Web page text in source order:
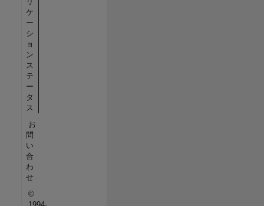
ケ
ー
シ
ョ
ン
ス
テ
ー
タ
ス
お
問
い
合
わ
せ
©